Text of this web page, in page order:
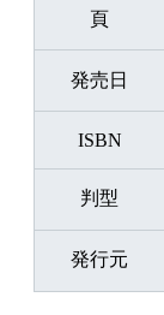
頁
発売日
ISBN
判型
発行元